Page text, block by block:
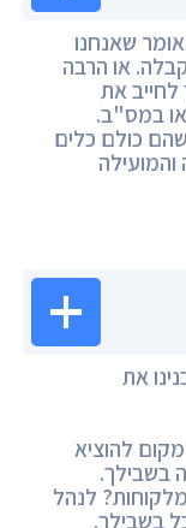
שאנחנו
או הרבה
את
במס"ב.
כולם כלים
והמועילה
את
להוציא
בשבילך.
מלקוחות? לנהל
בשבילך.